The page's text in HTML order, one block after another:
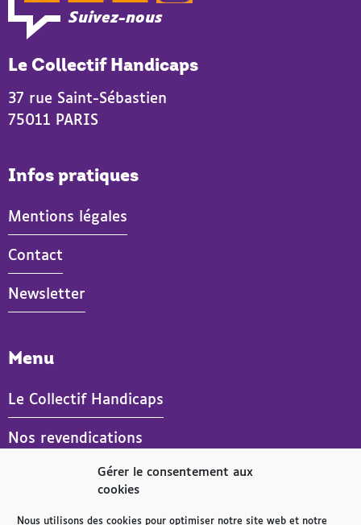
Gérer le consentement aux
cookies
Nous utilisons des cookies pour optimiser notre site web et notre
Suivez-nous
TwitterLinkedInYouTubeInstagram
Le Collectif Handicaps
37 rue Saint-Sébastien
75011 PARIS
Infos pratiques
Mentions légales
Contact
Newsletter
Menu
Le Collectif Handicaps
Nos revendications
Publications